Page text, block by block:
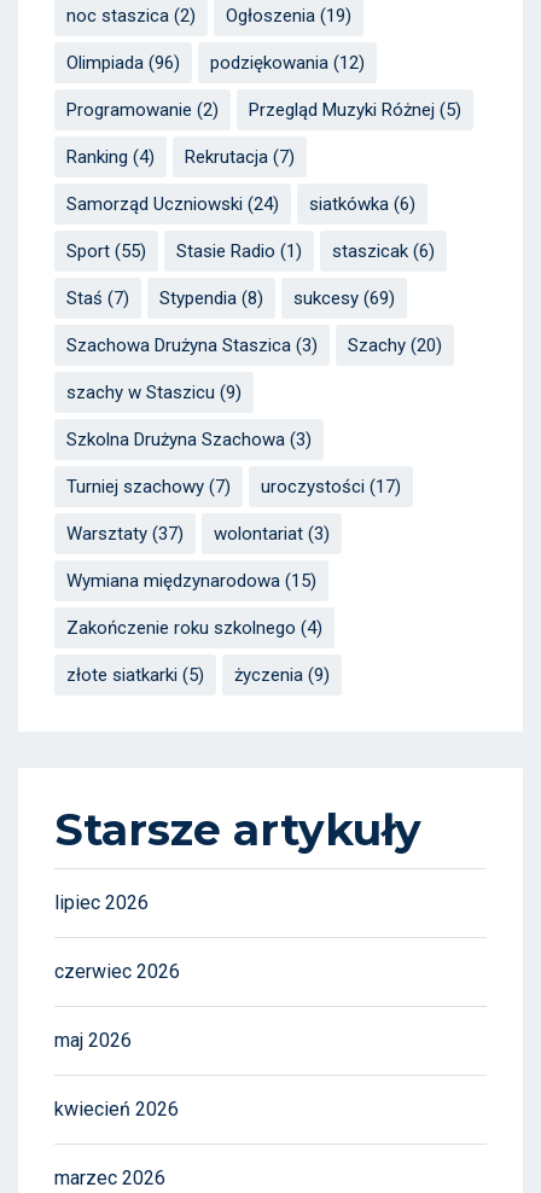
noc staszica (2) Ogłoszenia (19)
Olimpiada (96) podziękowania (12)
Programowanie (2) Przegląd Muzyki Różnej (5)
Ranking (4) Rekrutacja (7)
Samorząd Uczniowski (24) siatkówka (6)
Sport (55) Stasie Radio (1) staszicak (6)
Staś (7) Stypendia (8) sukcesy (69)
Szachowa Drużyna Staszica (3) Szachy (20)
szachy w Staszicu (9)
Szkolna Drużyna Szachowa (3)
Turniej szachowy (7) uroczystości (17)
Warsztaty (37) wolontariat (3)
Wymiana międzynarodowa (15)
Zakończenie roku szkolnego (4)
złote siatkarki (5) życzenia (9)
Starsze artykuły
lipiec 2026
czerwiec 2026
maj 2026
kwiecień 2026
marzec 2026